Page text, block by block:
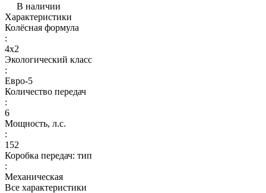
В наличии
Характеристики
Колёсная формула
:
4x2
Экологический класс
:
Евро-5
Количество передач
:
6
Мощность, л.с.
:
152
Коробка передач: тип
:
Механическая
Все характеристики